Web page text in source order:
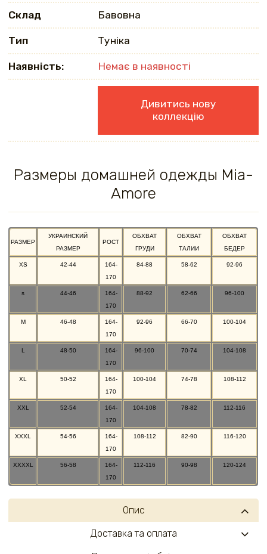
Склад Бавовна
Тип Туніка
Наявність: Немає в наявності
Дивитись нову
коллекцію
Размеры домашней одежды Mia-
Amore
РАЗМЕР
УКРАИНСКИЙ
РАЗМЕР
РОСТ
ОБХВАТ
ГРУДИ
ОБХВАТ
ТАЛИИ
ОБХВАТ
БЕДЕР
XS 42-44
164-
170
84-88 58-62 92-96
s 44-46
164-
170
88-92 62-66 96-100
M 46-48
164-
170
92-96 66-70 100-104
L 48-50
164-
170
96-100 70-74 104-108
XL 50-52
164-
170
100-104 74-78 108-112
XXL 52-54
164-
170
104-108 78-82 112-116
XXXL 54-56
164-
170
108-112 82-90 116-120
XXXXL 56-58
164-
170
112-116 90-98 120-124
Опис
Доставка та оплата